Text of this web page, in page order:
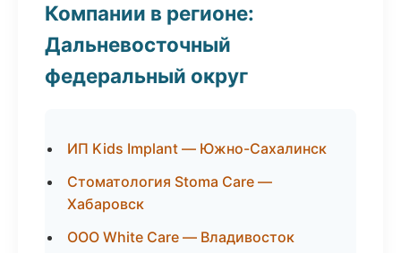
Компании в регионе:
Дальневосточный
федеральный округ
ИП Kids Implant — Южно-Сахалинск
Стоматология Stoma Care —
Хабаровск
ООО White Care — Владивосток